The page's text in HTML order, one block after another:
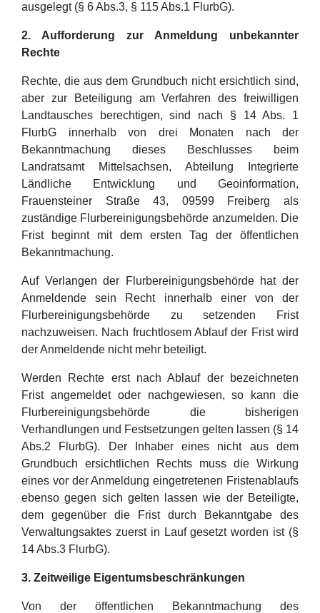
ausgelegt (§ 6 Abs.3, § 115 Abs.1 FlurbG).
2. Aufforderung zur Anmeldung unbekannter
Rechte
Rechte, die aus dem Grundbuch nicht ersichtlich sind,
aber zur Beteiligung am Verfahren des freiwilligen
Landtausches berechtigen, sind nach § 14 Abs. 1
FlurbG innerhalb von drei Monaten nach der
Bekanntmachung dieses Beschlusses beim
Landratsamt Mittelsachsen, Abteilung Integrierte
Ländliche Entwicklung und Geoinformation,
Frauensteiner Straße 43, 09599 Freiberg als
zuständige Flurbereinigungsbehörde anzumelden. Die
Frist beginnt mit dem ersten Tag der öffentlichen
Bekanntmachung.
Auf Verlangen der Flurbereinigungsbehörde hat der
Anmeldende sein Recht innerhalb einer von der
Flurbereinigungsbehörde zu setzenden Frist
nachzuweisen. Nach fruchtlosem Ablauf der Frist wird
der Anmeldende nicht mehr beteiligt.
Werden Rechte erst nach Ablauf der bezeichneten
Frist angemeldet oder nachgewiesen, so kann die
Flurbereinigungsbehörde die bisherigen
Verhandlungen und Festsetzungen gelten lassen (§ 14
Abs.2 FlurbG). Der Inhaber eines nicht aus dem
Grundbuch ersichtlichen Rechts muss die Wirkung
eines vor der Anmeldung eingetretenen Fristenablaufs
ebenso gegen sich gelten lassen wie der Beteiligte,
dem gegenüber die Frist durch Bekanntgabe des
Verwaltungsaktes zuerst in Lauf gesetzt worden ist (§
14 Abs.3 FlurbG).
3. Zeitweilige Eigentumsbeschränkungen
Von der öffentlichen Bekanntmachung des